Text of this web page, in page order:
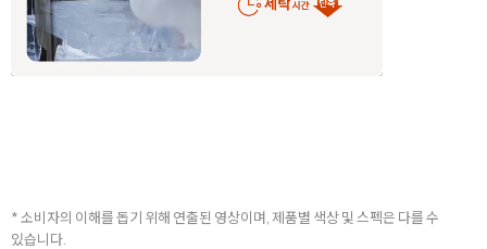
* 소비자의 이해를 돕기 위해 연출된 영상이며, 제품별 색상 및 스펙은 다를 수
있습니다.